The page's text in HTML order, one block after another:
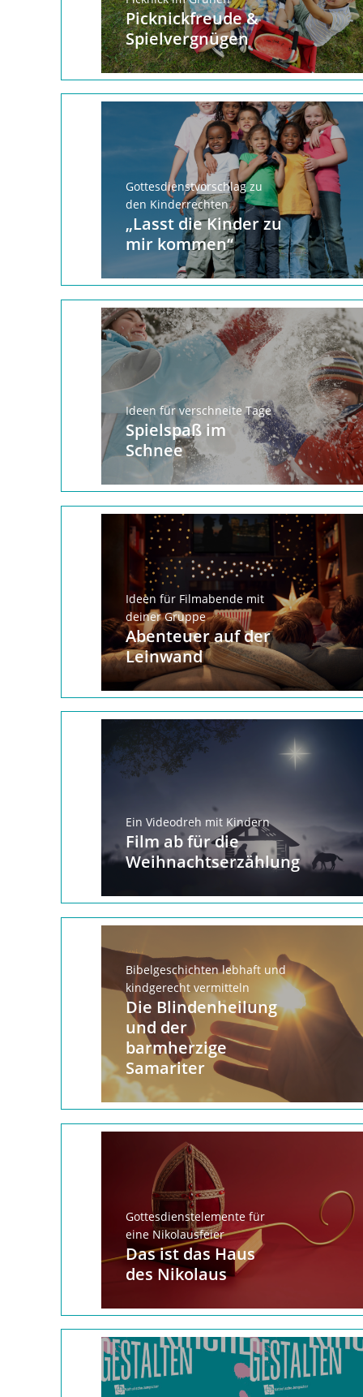
Picknickfreude &
Spielvergnügen
Gottesdienstvorschlag zu
den Kinderrechten
„Lasst die Kinder zu
mir kommen“
Ideen für verschneite Tage
Spielspaß im
Schnee
Ideen für Filmabende mit
deiner Gruppe
Abenteuer auf der
Leinwand
Ein Videodreh mit Kindern
Film ab für die
Weihnachtserzählung
Bibelgeschichten lebhaft und
kindgerecht vermitteln
Die Blindenheilung
und der
barmherzige
Samariter
Gottesdienstelemente für
eine Nikolausfeier
Das ist das Haus
des Nikolaus